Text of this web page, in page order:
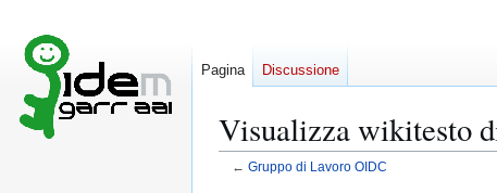
Visualizza wikitesto
← Gruppo di Lavoro OIDC
Pagina Discussione